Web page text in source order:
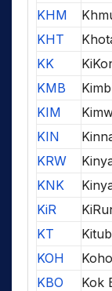
KHM
KHT
KK
KMB
KIM
KIN
KRW
KNK
KiR
KT
KOH
KBO
Kok